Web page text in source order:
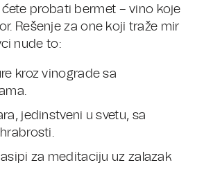
probati bermet – vino koje
Rešenje za one koji traže mir
nude to:
kroz vinograde sa
jedinstveni u svetu, sa
za meditaciju uz zalazak